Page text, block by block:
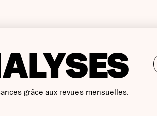
grâce aux revues mensuelles.